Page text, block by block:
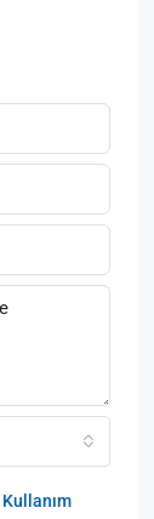
Kullanım